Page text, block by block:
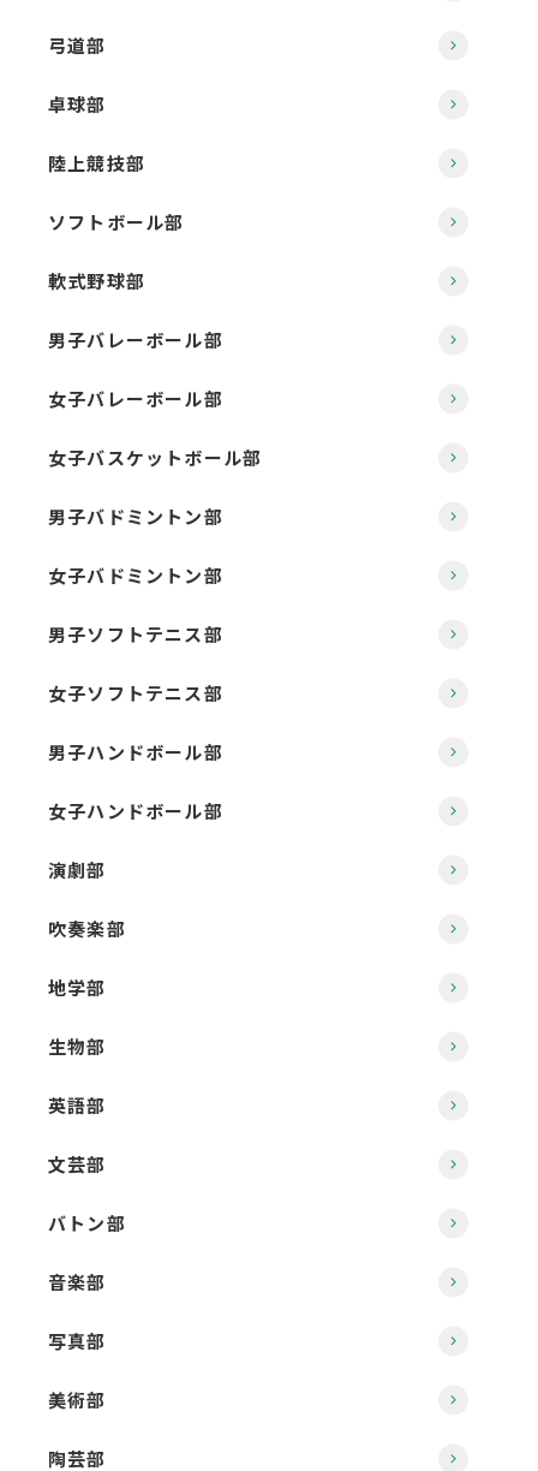
弓道部
卓球部
陸上競技部
ソフトボール部
軟式野球部
男子バレーボール部
女子バレーボール部
女子バスケットボール部
男子バドミントン部
女子バドミントン部
男子ソフトテニス部
女子ソフトテニス部
男子ハンドボール部
女子ハンドボール部
演劇部
吹奏楽部
地学部
生物部
英語部
文芸部
バトン部
音楽部
写真部
美術部
陶芸部